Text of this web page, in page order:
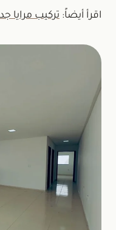
اقرأ أيضاً: تركيب مرايا